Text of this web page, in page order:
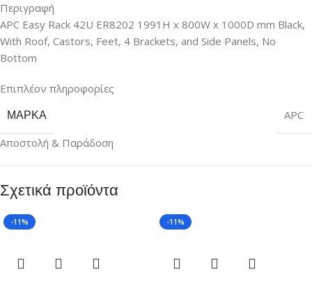
Περιγραφή
APC Easy Rack 42U ER8202 1991H x 800W x 1000D mm Black,
With Roof, Castors, Feet, 4 Brackets, and Side Panels, No
Bottom
Επιπλέον πληροφορίες
ΜΆΡΚΑ
APC
Αποστολή & Παράδοση
Σχετικά προϊόντα
-11% -11%